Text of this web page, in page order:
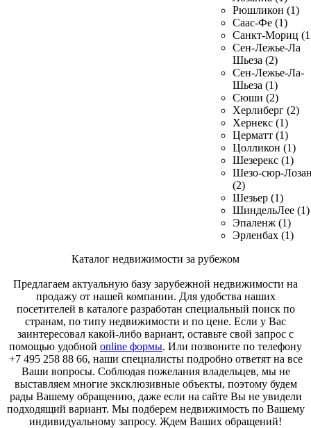
Рюшликон (1)
Саас-Фе (1)
Санкт-Мориц
Сен-Лежье-Ла
Шьеза (2)
Сен-Лежье-Ла-
Шьеза (1)
Сюши (2)
Херлиберг (2)
Хернекс (1)
Церматт (1)
Цолликон (1)
Шезерекс (1)
Шезо-сюр-
(2)
Шезьер (1)
ШиндельЛее (1)
Эпаленж (1)
Эрленбах (1)
Каталог недвижимости за рубежом
Предлагаем актуальную базу зарубежной недвижимости на
продажу от нашей компании. Для удобства наших
посетителей в каталоге разработан специальный поиск по
странам, по типу недвижимости и по цене. Если у Вас
заинтересовал какой-либо вариант, оставьте свой запрос с
помощью удобной online формы. Или позвоните по телефону
+7 495 258 88 66, наши специалисты подробно ответят на все
Ваши вопросы. Соблюдая пожелания владельцев, мы не
выставляем многие эксклюзивные объекты, поэтому будем
рады Вашему обращению, даже если на сайте Вы не увидели
подходящий вариант. Мы подберем недвижимость по Вашему
индивидуальному запросу. Ждем Ваших обращений!